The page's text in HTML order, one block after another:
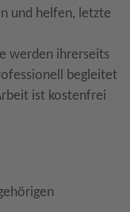
und helfen, letzte
werden ihrerseits
begleitet
ist kostenfrei